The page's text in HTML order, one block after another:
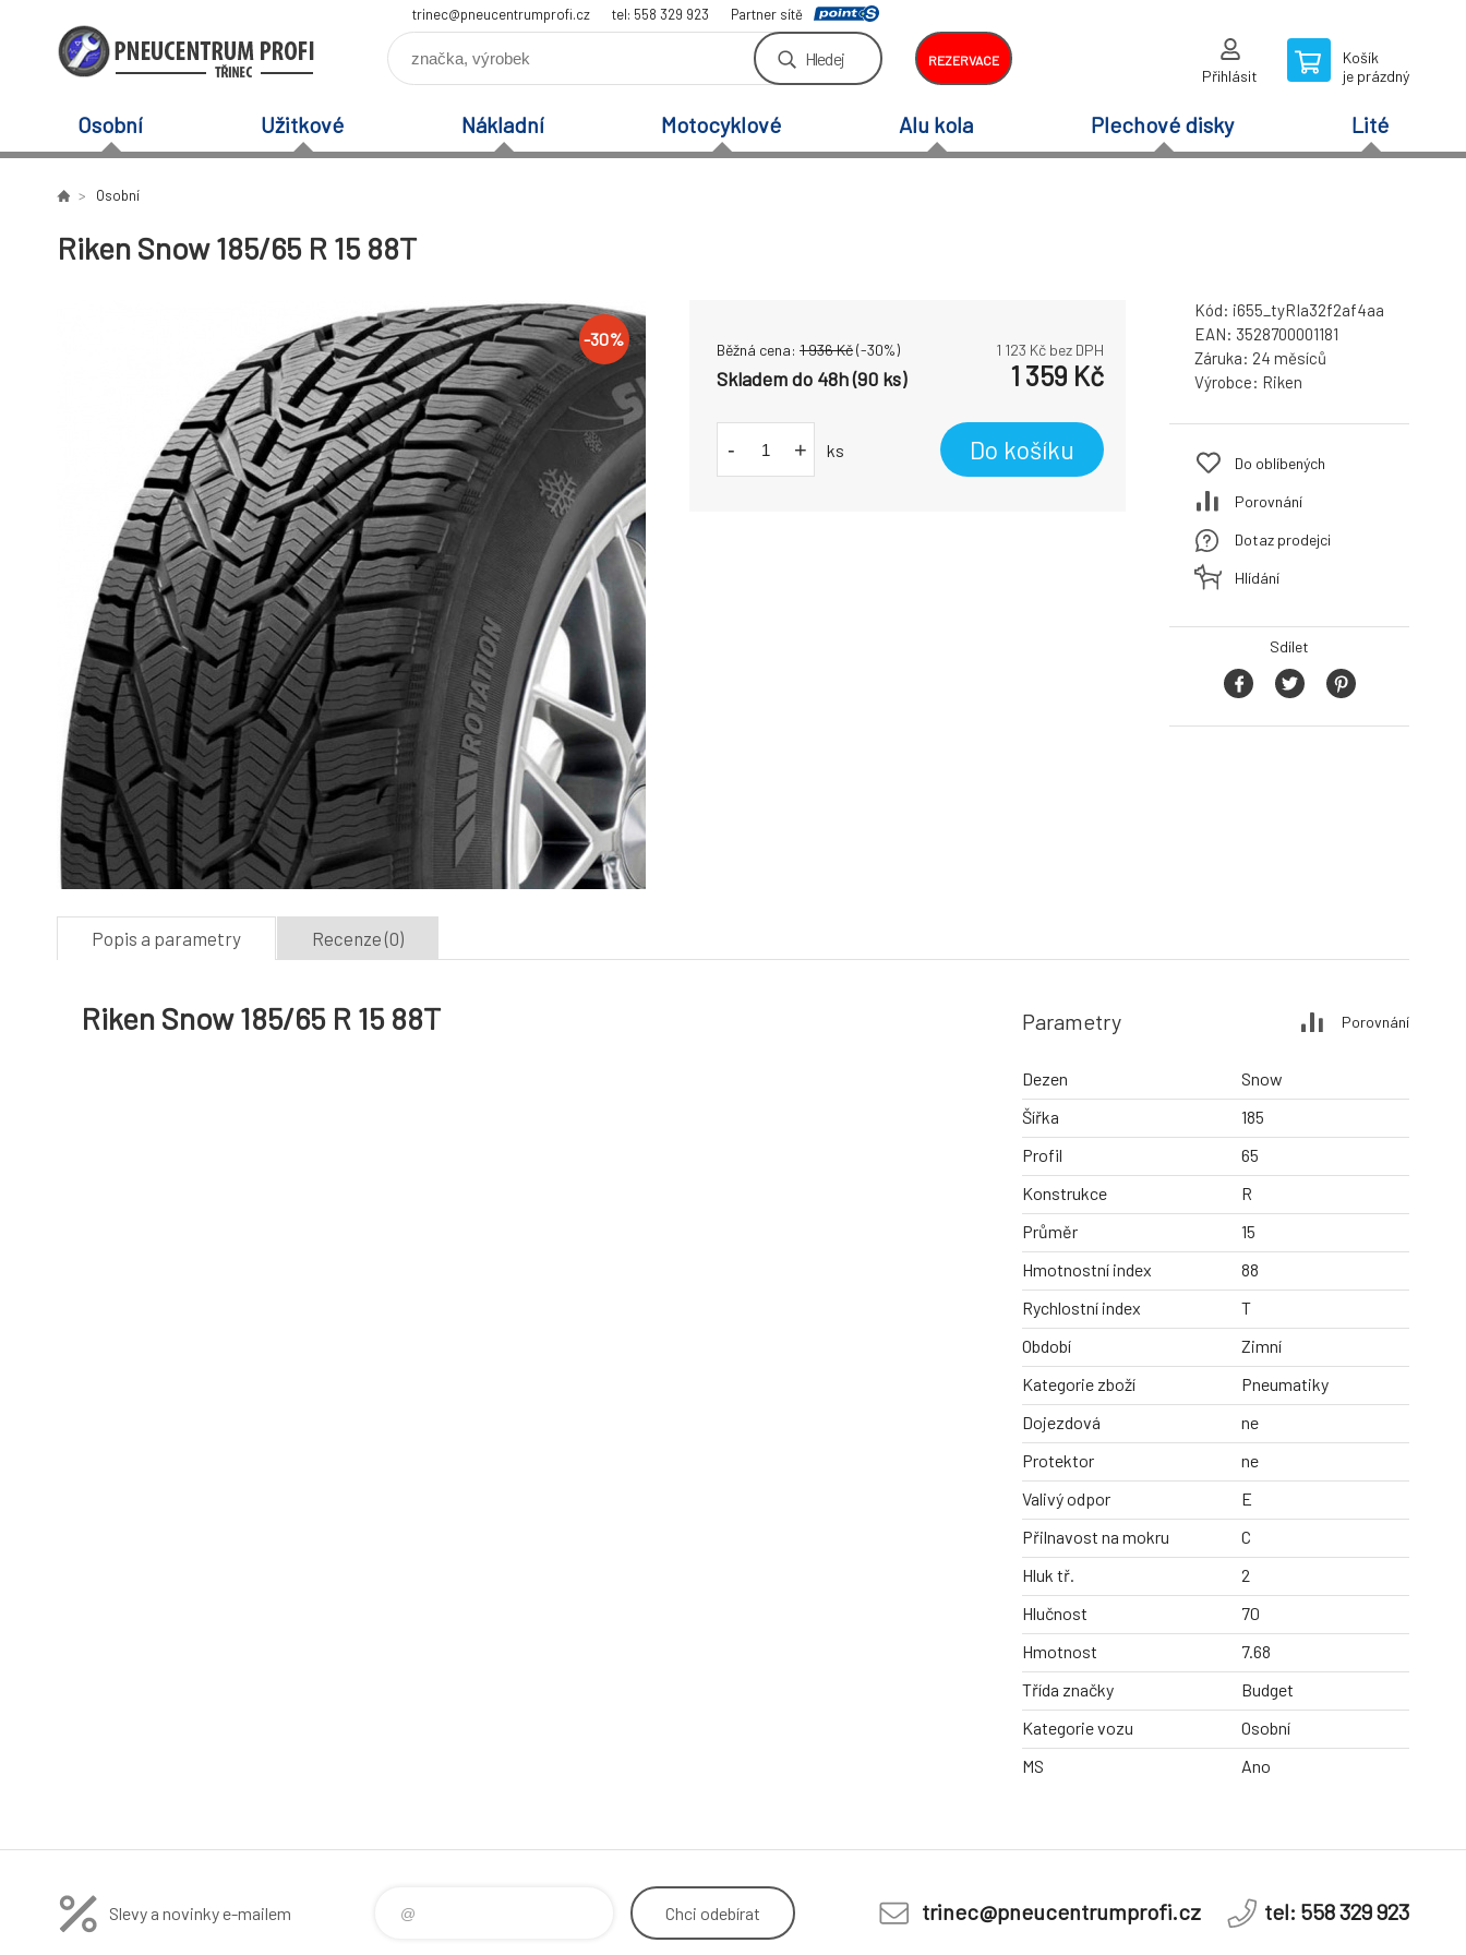
trinec@pneucentrumprofi.cz tel: 558 329 923 Partner sítě
Hledej REZERVACE
Přihlásit
Košík
je prázdný
Osobní Užitkové Nákladní Motocyklové Alu kola Plechové disky Lité
Osobní
Riken Snow 185/65 R 15 88T
-30%
Běžná cena: 1 936Kč(-30%) 1 123 Kč bez DPH
Skladem do 48h (90 ks) 1 359 Kč
- + ks Do košíku
Kód: i655_tyRIa32f2af4aa
EAN: 3528700001181
Záruka: 24 měsíců
Výrobce: Riken
Do oblíbených
Porovnání
Dotaz prodejci
Hlídání
Sdílet
Popis a parametry Recenze (0)
Riken Snow 185/65 R 15 88T Parametry Porovnání
Dezen
Snow
Šířka
185
Profil
65
Konstrukce
R
Průměr
15
Hmotnostní index
88
Rychlostní index
T
Období
Zimní
Kategorie zboží
Pneumatiky
Dojezdová
ne
Protektor
ne
Valivý odpor
E
Přilnavost na mokru
C
Hluk tř.
2
Hlučnost
70
Hmotnost
7.68
Třída značky
Budget
Kategorie vozu
Osobní
MS
Ano
Slevy a novinky e-mailem Chci odebírat trinec@pneucentrumprofi.cz tel: 558 329 923